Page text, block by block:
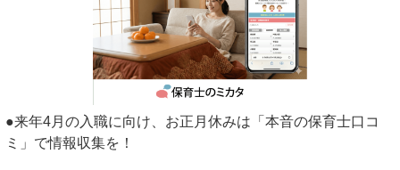
●来年4月の入職に向け、お正月休みは「本音の保育士口コ
ミ」で情報収集を！